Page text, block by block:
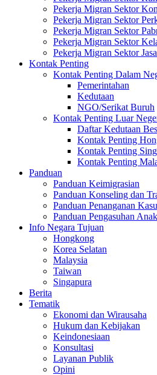
Pekerja Migran Sektor
Pekerja Migran Sektor
Pekerja Migran Sektor
Pekerja Migran Sektor
Pekerja Migran Sektor
Kontak Penting
Kontak Penting Dalam
Pemerintahan
Kedutaan
NGO/Serikat Buruh
Kontak Penting Luar
Daftar Kedutaan
Kontak Penting
Kontak Penting
Kontak Penting
Panduan
Panduan Keimigrasian
Panduan Konseling dan
Panduan Penanganan
Panduan Pengasuhan Anak
Info Negara Tujuan
Hongkong
Korea Selatan
Malaysia
Taiwan
Singapura
Berita
Tematik
Ekonomi dan Wirausaha
Hukum dan Kebijakan
Keindonesiaan
Konsultasi
Layanan Publik
Opini